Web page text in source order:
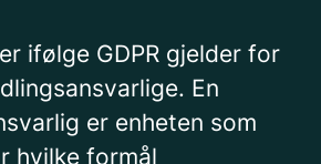
ifølge GDPR gjelder for
En
er enheten som
hvilke formål